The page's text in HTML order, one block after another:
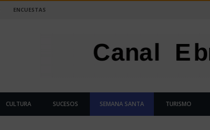
ENCUESTAS
CULTURA SUCESOS SEMANA SANTA TURISMO